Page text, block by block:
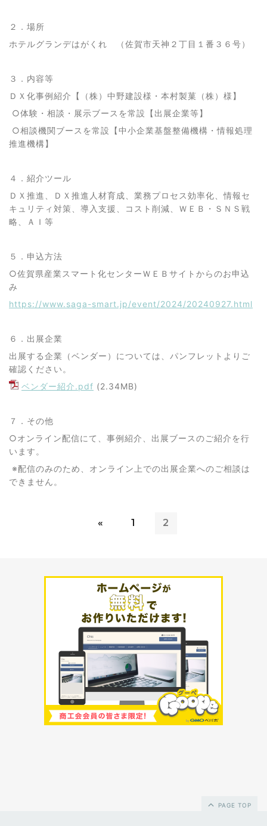
２．場所
ホテルグランデはがくれ （佐賀市天神２丁目１番３６号）
３．内容等
ＤＸ化事例紹介【（株）中野建設様・本村製菓（株）様】
○体験・相談・展示ブースを常設【出展企業等】
○相談機関ブースを常設【中小企業基盤整備機構・情報処理
推進機構】
４．紹介ツール
ＤＸ推進、ＤＸ推進人材育成、業務プロセス効率化、情報セ
キュリティ対策、導入支援、コスト削減、ＷＥＢ・ＳＮＳ戦
略、ＡＩ等
５．申込方法
○佐賀県産業スマート化センターＷＥＢサイトからのお申込
み
https://www.saga-smart.jp/event/2024/20240927.html
６．出展企業
出展する企業（ベンダー）については、パンフレットよりご
確認ください。
ベンダー紹介.pdf (2.34MB)
７．その他
○オンライン配信にて、事例紹介、出展ブースのご紹介を行
います。
※配信のみのため、オンライン上での出展企業へのご相談は
できません。
« 1 2
PAGE TOP